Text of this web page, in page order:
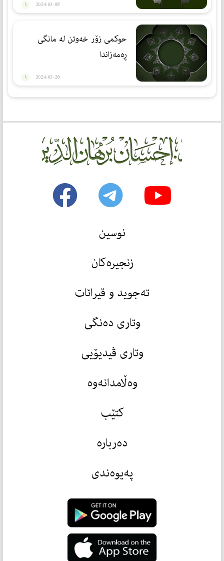
2024-03-08
حوکمی زۆر خەوتن لە مانگی
ڕەمەزاندا
2024-03-26
نوسین
زنجیرەکان
تەجوید و قیرائات
وتاری دەنگی
وتاری ڤیدیۆیی
وەڵامدانەوە
کتێب
دەربارە
پەیوەندی